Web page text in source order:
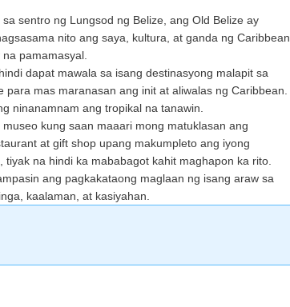
sentro ng Lungsod ng Belize, ang Old Belize ay
nito ang saya, kultura, at ganda ng Caribbean,
pamamasyal.
dapat mawala sa isang destinasyong malapit sa
mas maranasan ang init at aliwalas ng Caribbean.
ninanamnam ang tropikal na tanawin.
kung saan maaari mong matuklasan ang
at gift shop upang makumpleto ang iyong
na hindi ka mababagot kahit maghapon ka rito.
ang pagkakataong maglaan ng isang araw sa
kaalaman, at kasiyahan.